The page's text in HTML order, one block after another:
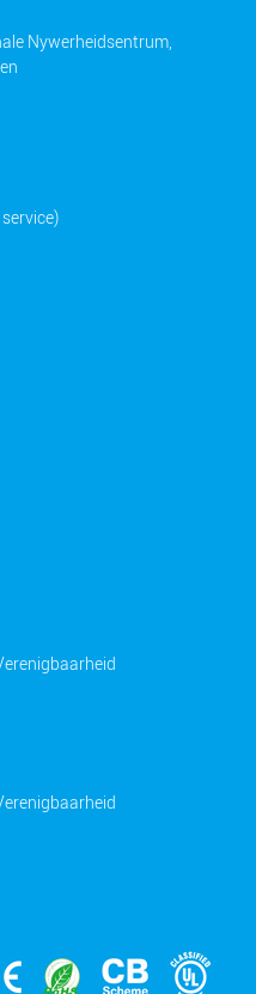
Nywerheidsentrum,